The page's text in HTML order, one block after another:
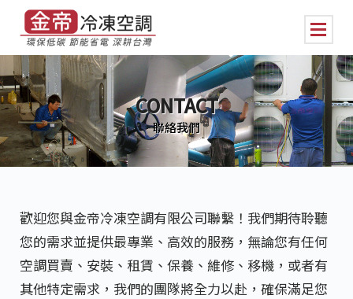
CONTACT
聯絡我們
歡迎您與金帝冷凍空調有限公司聯繫！我們期待聆聽
您的需求並提供最專業、高效的服務，無論您有任何
空調買賣、安裝、租賃、保養、維修、移機，或者有
其他特定需求，我們的團隊將全力以赴，確保滿足您